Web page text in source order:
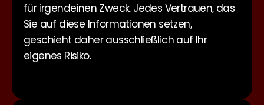
für irgendeinen Zweck. Jedes Vertrauen, das
Sie auf diese Informationen setzen,
geschieht daher ausschließlich auf Ihr
eigenes Risiko.